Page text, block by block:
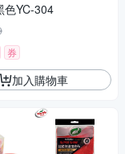
色YC-304
券
加入購物車